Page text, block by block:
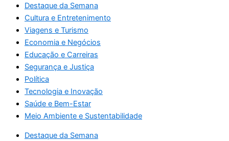
Destaque da Semana
Cultura e Entretenimento
Viagens e Turismo
Economia e Negócios
Educação e Carreiras
Segurança e Justiça
Política
Tecnologia e Inovação
Saúde e Bem-Estar
Meio Ambiente e Sustentabilidade
Destaque da Semana